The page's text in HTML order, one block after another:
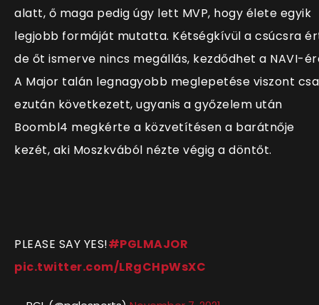
alatt, ő maga pedig úgy lett MVP, hogy élete egyik
legjobb formáját mutatta. Kétségkívül a csúcsra
de őt ismerve nincs megállás, kezdődhet a NAVI-
A Major talán legnagyobb meglepetése viszont
ezután következett, ugyanis a győzelem után
Boombl4 megkérte a közvetítésen a barátnője
kezét, aki Moszkvából nézte végig a döntőt.
PLEASE SAY YES!#PGLMAJOR
pic.twitter.com/LRgCHpWsXC